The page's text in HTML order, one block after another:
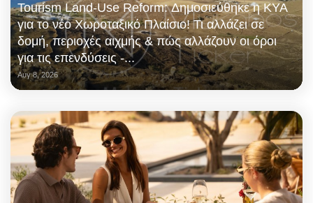
Tourism Land-Use Reform: Δημοσιεύθηκε η ΚΥΑ
για το νέο Χωροταξικό Πλαίσιο! Τι αλλάζει σε
δομή, περιοχές αιχμής & πώς αλλάζουν οι όροι
για τις επενδύσεις -...
Αυγ 8, 2026